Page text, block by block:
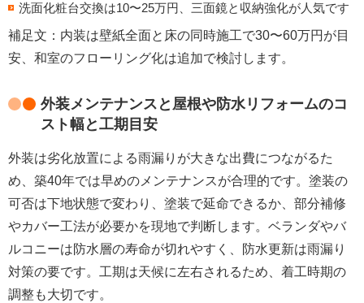
洗面化粧台交換は10〜25万円、三面鏡と収納強化が人気です
補足文：内装は壁紙全面と床の同時施工で30〜60万円が目
安、和室のフローリング化は追加で検討します。
外装メンテナンスと屋根や防水リフォームのコ
スト幅と工期目安
外装は劣化放置による雨漏りが大きな出費につながるた
め、築40年では早めのメンテナンスが合理的です。塗装の
可否は下地状態で変わり、 塗装で延命できるか、部分補修
やカバー工法が必要かを現地で判断します。ベランダやバ
ルコニーは防水層の寿命が切れやすく、
防水更新は雨漏り
対策の要です。工期は天候に左右されるため、着工時期の
調整も大切です。